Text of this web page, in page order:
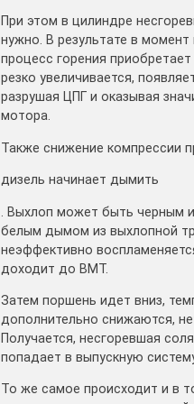
При этом в цилиндре
нужно. В результате в момент
процесс горения
резко увеличивается,
разрушая ЦПГ и оказывая
мотора.
Также снижение компрессии
дизель начинает дымить
. Выхлоп может быть черным
белым дымом из выхлопной
неэффективно
доходит до ВМТ.
Затем поршень идет вниз,
дополнительно снижаются,
Получается, несгоревшая
попадает в выпускную
То же самое происходит и в